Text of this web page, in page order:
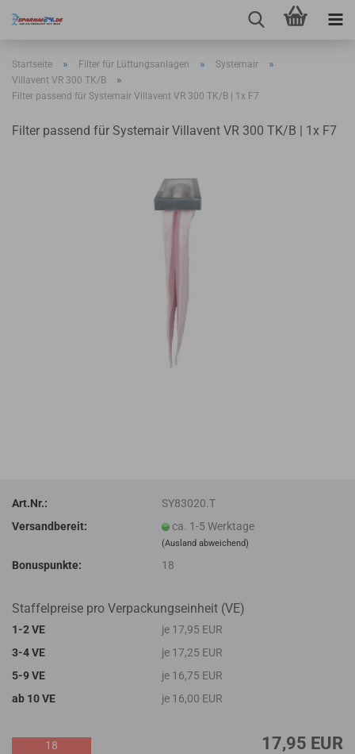
Startseite » Filter für Lüftungsanlagen » Systemair »
Villavent VR 300 TK/B »
Filter passend für Systemair Villavent VR 300 TK/B | 1x F7
Filter passend für Systemair Villavent VR 300 TK/B | 1x F7
Art.Nr.:
SY83020.T
Versandbereit:
ca. 1-5 Werktage
(Ausland abweichend)
Bonuspunkte: 18
Staffelpreise pro Verpackungseinheit (VE)
1-2 VE
je 17,95 EUR
3-4 VE
je 17,25 EUR
5-9 VE
je 16,75 EUR
ab 10 VE
je 16,00 EUR
17,95 EUR
18